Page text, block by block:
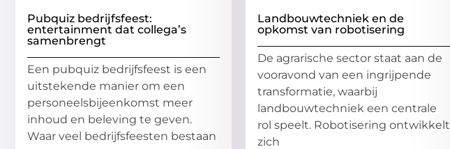
Pubquiz bedrijfsfeest:
entertainment dat collega’s
samenbrengt
Een pubquiz bedrijfsfeest is een
uitstekende manier om een
personeelsbijeenkomst meer
inhoud en beleving te geven.
Waar veel bedrijfsfeesten bestaan
Landbouwtechniek en de
opkomst van robotisering
De agrarische sector staat aan de
vooravond van een ingrijpende
transformatie, waarbij
landbouwtechniek een centrale
rol speelt. Robotisering ontwikkelt
zich